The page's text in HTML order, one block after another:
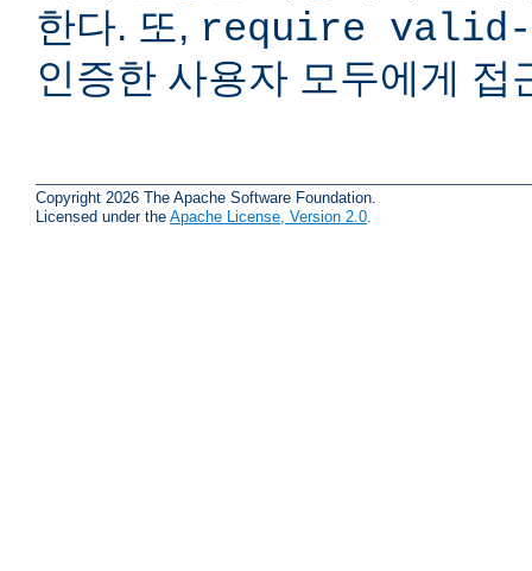
한다. 또, require valid-
인증한 사용자 모두에게 접
Copyright 2026 The Apache Software Foundation.
Licensed under the Apache License, Version 2.0